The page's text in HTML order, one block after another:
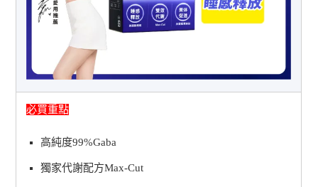
必買重點
高純度99%Gaba
獨家代謝配方Max-Cut